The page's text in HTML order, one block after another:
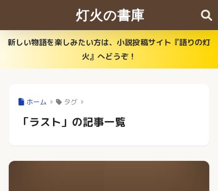
灯火の書庫
新しい物語を楽しみたい方は、小説投稿サイト『語りの灯
火』へどうぞ！
ホーム タグ
「ラスト」の記事一覧